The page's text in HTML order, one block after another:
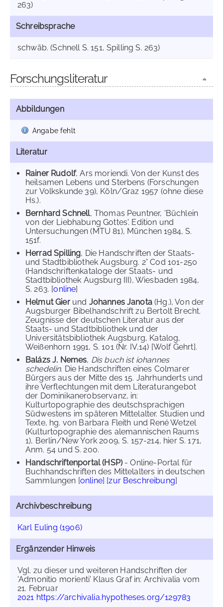
263)
Schreibsprache
schwäb. (Schnell S. 151, Spilling S. 263)
Forschungsliteratur
Abbildungen
Angabe fehlt
Literatur
Rainer Rudolf, Ars moriendi. Von der Kunst des
heilsamen Lebens und Sterbens (Forschungen
zur Volkskunde 39), Köln/Graz 1957 (ohne diese
Hs.).
Bernhard Schnell, Thomas Peuntner, 'Büchlein
von der Liebhabung Gottes'. Edition und
Untersuchungen (MTU 81), München 1984, S.
151f.
Herrad Spilling, Die Handschriften der Staats-
und Stadtbibliothek Augsburg. 2° Cod 101-250
(Handschriftenkataloge der Staats- und
Stadtbibliothek Augsburg III), Wiesbaden 1984,
S. 263. [online]
Helmut Gierund Johannes Janota(Hg.), Von der
Augsburger Bibelhandschrift zu Bertolt Brecht.
Zeugnisse der deutschen Literatur aus der
Staats- und Stadtbibliothek und der
Universitätsbibliothek Augsburg, Katalog,
Weißenhorn 1991, S. 101 (Nr. IV,14) [Wolf Gehrt].
Balázs J. Nemes, Dis buch ist iohannes
schedelin. Die Handschriften eines Colmarer
Bürgers aus der Mitte des 15. Jahrhunderts und
ihre Verflechtungen mit dem Literaturangebot
der Dominikanerobservanz, in:
Kulturtopographie des deutschsprachigen
Südwestens im späteren Mittelalter. Studien und
Texte, hg. von Barbara Fleith und René Wetzel
(Kulturtopographie des alemannischen Raums
1), Berlin/New York 2009, S. 157-214, hier S. 171,
Anm. 54 und S. 200.
Handschriftenportal (HSP)- Online-Portal für
Buchhandschriften des Mittelalters in deutschen
Sammlungen [online] [zur Beschreibung]
Archivbeschreibung
Karl Euling (1906)
Ergänzender Hinweis
Vgl. zu dieser und weiteren Handschriften der
'Admonitio morienti' Klaus Graf in: Archivalia vom
21. Februar
2021 https://archivalia.hypotheses.org/129783